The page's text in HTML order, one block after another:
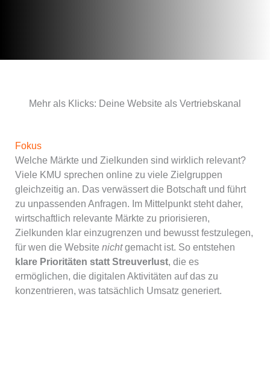
Mehr als Klicks: Deine Website als Vertriebskanal
Fokus
Welche Märkte und Zielkunden sind wirklich relevant?
Viele KMU sprechen online zu viele Zielgruppen
gleichzeitig an. Das verwässert die Botschaft und führt
zu unpassenden Anfragen. Im Mittelpunkt steht daher,
wirtschaftlich relevante Märkte zu priorisieren,
Zielkunden klar einzugrenzen und bewusst festzulegen,
für wen die Website nichtgemacht ist. So entstehen
klare Prioritäten statt Streuverlust, die es
ermöglichen, die digitalen Aktivitäten auf das zu
konzentrieren, was tatsächlich Umsatz generiert.